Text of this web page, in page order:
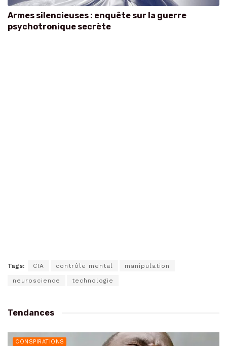
Armes silencieuses : enquête sur la guerre
psychotronique secrète
Tags: CIA contrôle mental manipulation
neuroscience technologie
Tendances
CONSPIRATIONS